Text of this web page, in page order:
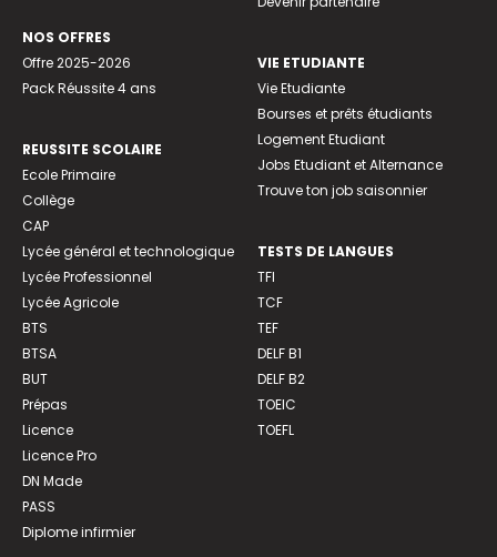
NOS OFFRES
Offre 2025-2026
Pack Réussite 4 ans
REUSSITE SCOLAIRE
Ecole Primaire
Collège
CAP
Lycée général et technologique
Lycée Professionnel
Lycée Agricole
BTS
BTSA
BUT
Prépas
Licence
Licence Pro
DN Made
PASS
Diplome infirmier
VIE ETUDIANTE
Vie Etudiante
Bourses et prêts étudiants
Logement Etudiant
Jobs Etudiant et Alternance
Trouve ton job saisonnier
TESTS DE LANGUES
TFI
TCF
TEF
DELF B1
DELF B2
TOEIC
TOEFL